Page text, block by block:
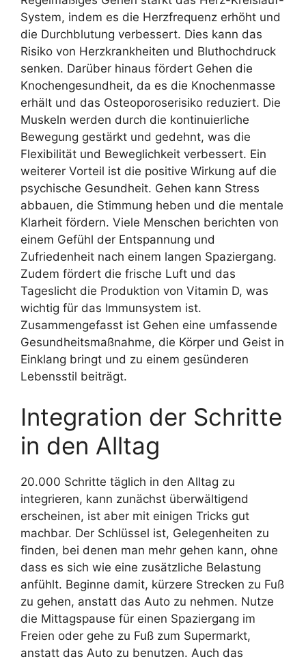
System, indem es die Herzfrequenz erhöht und
die Durchblutung verbessert. Dies kann das
Risiko von Herzkrankheiten und Bluthochdruck
senken. Darüber hinaus fördert Gehen die
Knochengesundheit, da es die Knochenmasse
erhält und das Osteoporoserisiko reduziert. Die
Muskeln werden durch die kontinuierliche
Bewegung gestärkt und gedehnt, was die
Flexibilität und Beweglichkeit verbessert. Ein
weiterer Vorteil ist die positive Wirkung auf die
psychische Gesundheit. Gehen kann Stress
abbauen, die Stimmung heben und die mentale
Klarheit fördern. Viele Menschen berichten von
einem Gefühl der Entspannung und
Zufriedenheit nach einem langen Spaziergang.
Zudem fördert die frische Luft und das
Tageslicht die Produktion von Vitamin D, was
wichtig für das Immunsystem ist.
Zusammengefasst ist Gehen eine umfassende
Gesundheitsmaßnahme, die Körper und Geist in
Einklang bringt und zu einem gesünderen
Lebensstil beiträgt.
Integration der Schritte
in den Alltag
20.000 Schritte täglich in den Alltag zu
integrieren, kann zunächst überwältigend
erscheinen, ist aber mit einigen Tricks gut
machbar. Der Schlüssel ist, Gelegenheiten zu
finden, bei denen man mehr gehen kann, ohne
dass es sich wie eine zusätzliche Belastung
anfühlt. Beginne damit, kürzere Strecken zu Fuß
zu gehen, anstatt das Auto zu nehmen. Nutze
die Mittagspause für einen Spaziergang im
Freien oder gehe zu Fuß zum Supermarkt,
anstatt das Auto zu benutzen. Auch das